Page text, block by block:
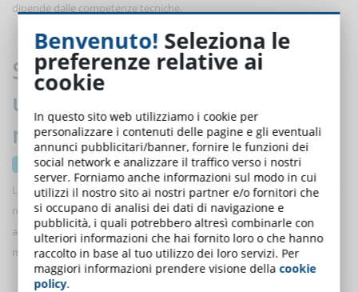
dipende dalle competenze tecniche.
Statistiche ed eLearning: come
utilizzare i dati sugli studenti per
migliorare un corso online
15 Gennaio 2020
Le statistiche di un corso online sono una miniera di informazioni utili
non solo per valutare i risultati raggiunti dagli studenti, ma anche per
adeguare il contenuto del corso alle loro esigenze. Ecco alcuni dati da
monitorare con attenzione.
Benvenuto! Seleziona le
preferenze relative ai
cookie
In questo sito web utilizziamo i cookie per
personalizzare i contenuti delle pagine e gli eventuali
annunci pubblicitari/banner, fornire le funzioni dei
social network e analizzare il traffico verso i nostri
server. Forniamo anche informazioni sul modo in cui
utilizzi il nostro sito ai nostri partner e/o fornitori che
si occupano di analisi dei dati di navigazione e
pubblicità, i quali potrebbero altresì combinarle con
ulteriori informazioni che hai fornito loro o che hanno
raccolto in base al tuo utilizzo dei loro servizi. Per
maggiori informazioni prendere visione dellacookie
policy.